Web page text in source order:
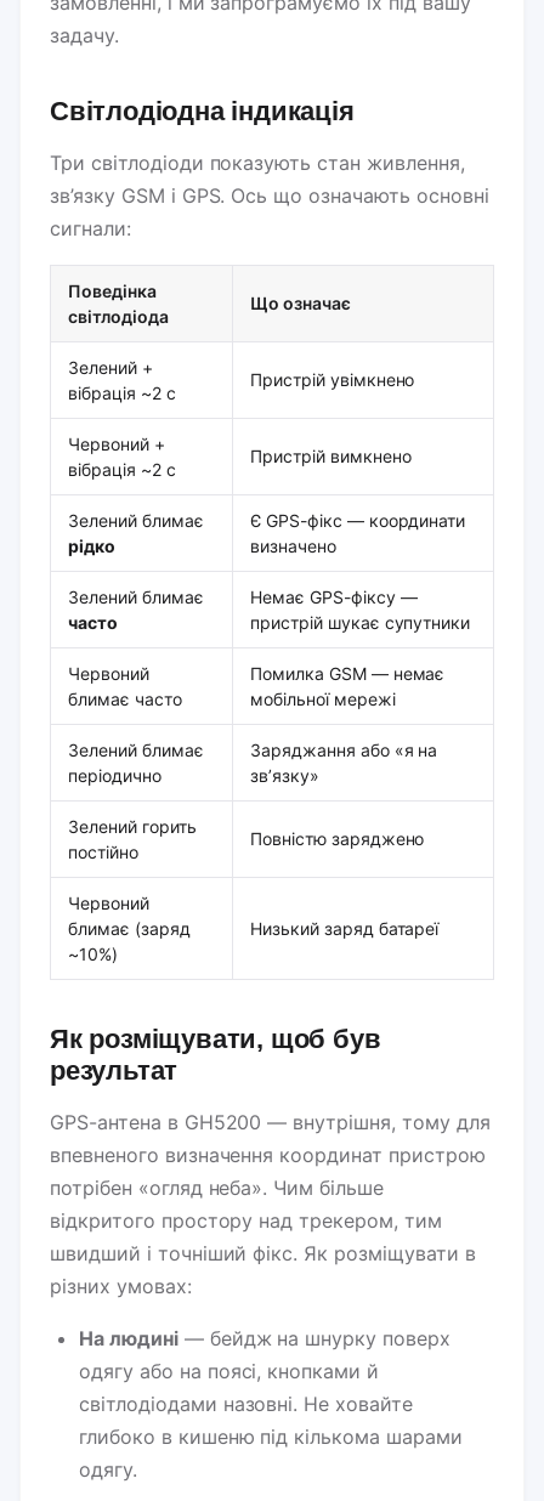
задачу.
Світлодіодна індикація
Три світлодіоди показують стан живлення,
зв’язку GSM і GPS. Ось що означають основні
сигнали:
Поведінка
світлодіода
Що означає
Зелений +
вібрація ~2 с
Пристрій увімкнено
Червоний +
вібрація ~2 с
Пристрій вимкнено
Зелений блимає
рідко
Є GPS-фікс — координати
визначено
Зелений блимає
часто
Немає GPS-фіксу —
пристрій шукає супутники
Червоний
блимає часто
Помилка GSM — немає
мобільної мережі
Зелений блимає
періодично
Заряджання або «я на
зв’язку»
Зелений горить
постійно
Повністю заряджено
Червоний
блимає (заряд
~10%)
Низький заряд батареї
Як розміщувати, щоб був
результат
GPS-антена в GH5200 — внутрішня, тому для
впевненого визначення координат пристрою
потрібен «огляд неба». Чим більше
відкритого простору над трекером, тим
швидший і точніший фікс. Як розміщувати в
різних умовах:
На людині— бейдж на шнурку поверх
одягу або на поясі, кнопками й
світлодіодами назовні. Не ховайте
глибоко в кишеню під кількома шарами
одягу.